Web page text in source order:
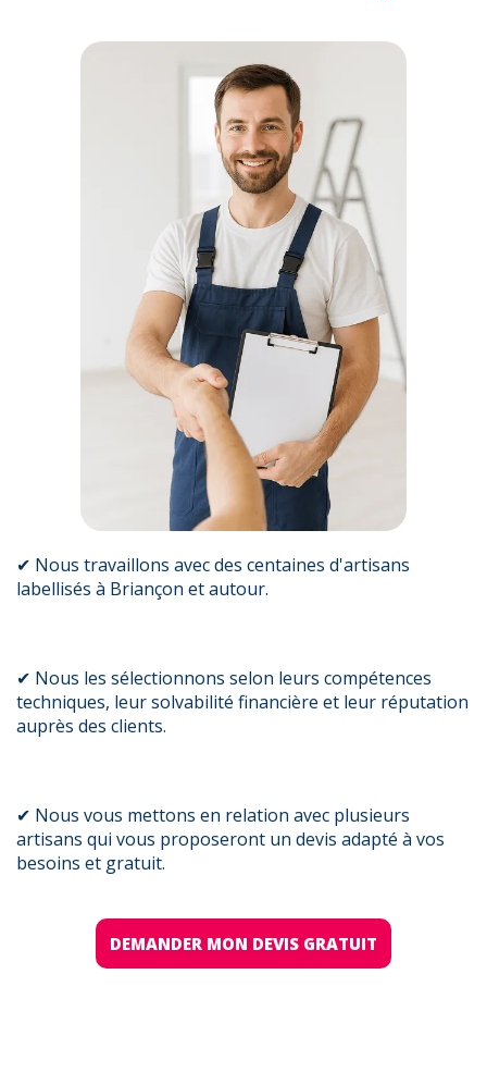
✔ Nous travaillons avec des centaines d'artisans
labellisés à Briançon et autour.
✔ Nous les sélectionnons selon leurs compétences
techniques, leur solvabilité financière et leur réputation
auprès des clients.
✔ Nous vous mettons en relation avec plusieurs
artisans qui vous proposeront un devis adapté à vos
besoins et gratuit.
DEMANDER MON DEVIS GRATUIT